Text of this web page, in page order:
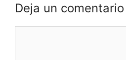
Deja un comentario